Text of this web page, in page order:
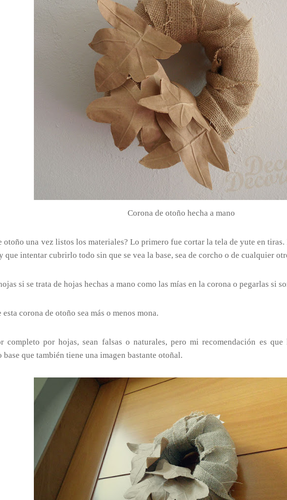
Corona de otoño hecha a mano
otoño una vez listos los materiales? Lo primero fue cortar la tela de yute en
que intentar cubrirlo todo sin que se vea la base, sea de corcho o de cualquier
si se trata de hojas hechas a mano como las mías en la corona o pegarlas si
corona de otoño sea más o menos mona.
por hojas, sean falsas o naturales, pero mi recomendación es que
que también tiene una imagen bastante otoñal.